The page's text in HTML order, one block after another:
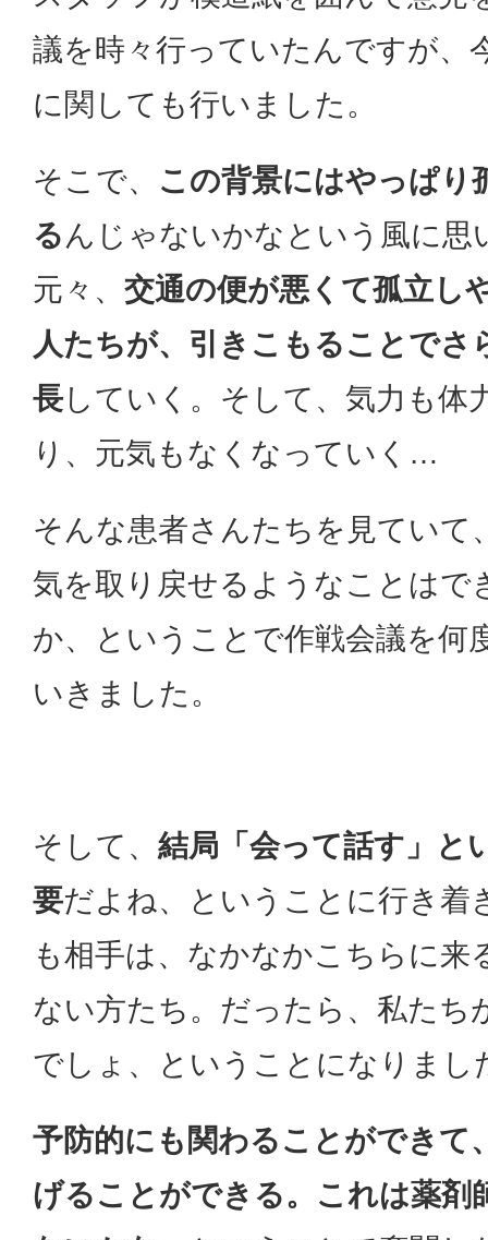
議を時々行っていたんですが、
に関しても行いました。
そこで、 この背景にはやっぱり
るんじゃないかなという風に思
元々、 交通の便が悪くて孤立し
人たちが、引きこもることでさ
長していく。そして、気力も体
り、元気もなくなっていく…
そんな患者さんたちを見ていて
気を取り戻せるようなことはで
か、ということで作戦会議を何
いきました。
そして、 結局「会って話す」と
要だよね、ということに行き着
も相手は、なかなかこちらに来
ない方たち。だったら、私たち
でしょ、ということになりまし
予防的にも関わることができて
げることができる。これは薬剤